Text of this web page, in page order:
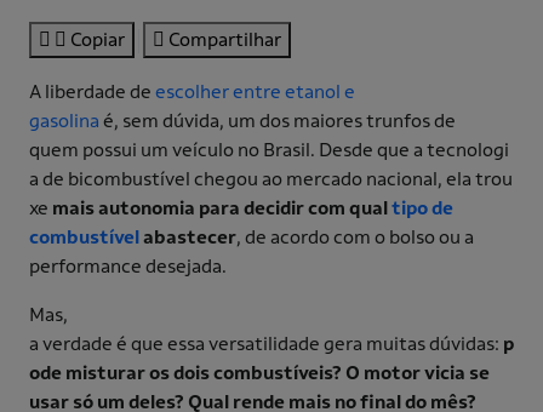
Copiar Compartilhar
A liberdade de escolher entre etanol e
gasolina é, sem dúvida, um dos maiores trunfos de
quem possui um veículo no Brasil. Desde que a tecnologi
a de bicombustível chegou ao mercado nacional, ela trou
xe mais autonomia para decidir com qualtipo de
combustívelabastecer, de acordo com o bolso ou a
performance desejada.
Mas,
a verdade é que essa versatilidade gera muitas dúvidas: p
ode misturar os dois combustíveis? O motor vicia se
usar só um deles? Qual rende mais no final do mês?